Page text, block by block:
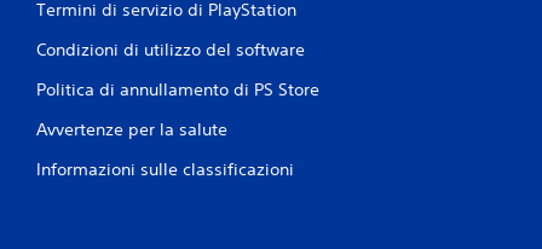
Termini di servizio di PlayStation
Condizioni di utilizzo del software
Politica di annullamento di PS Store
Avvertenze per la salute
Informazioni sulle classificazioni